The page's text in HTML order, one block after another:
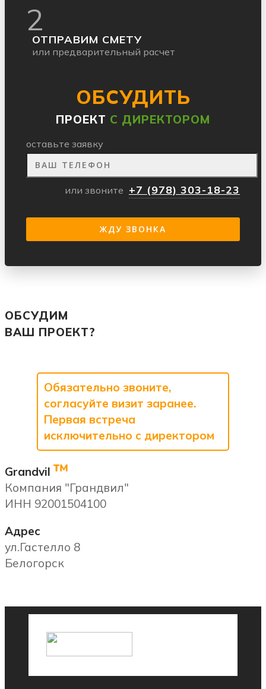
2
ОТПРАВИМ СМЕТУ
или предварительный расчет
ОБСУДИТЬ
ПРОЕКТ С ДИРЕКТОРОМ
оставьте заявку
или звоните +7 (978) 303-18-23
ОБСУДИМ
ВАШ ПРОЕКТ?
Обязательно звоните,
согласуйте визит заранее.
Первая встреча
исключительно с директором
Grandvil ™
Компания "Грандвил"
ИНН 92001504100
Адрес
ул.Гастелло 8
Белогорск